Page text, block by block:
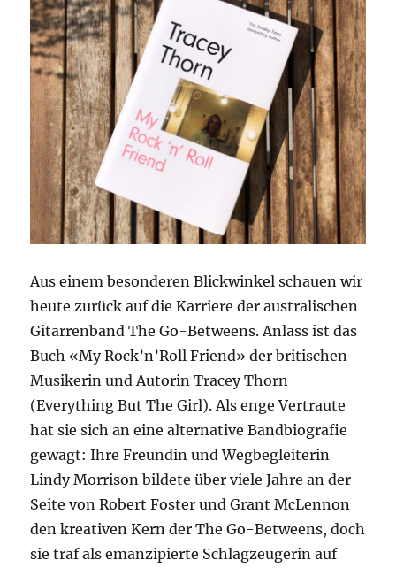
Aus einem besonderen Blickwinkel schauen wir
heute zurück auf die Karriere der australischen
Gitarrenband The Go-Betweens. Anlass ist das
Buch «My Rock’n’Roll Friend» der britischen
Musikerin und Autorin Tracey Thorn
(Everything But The Girl). Als enge Vertraute
hat sie sich an eine alternative Bandbiografie
gewagt: Ihre Freundin und Wegbegleiterin
Lindy Morrison bildete über viele Jahre an der
Seite von Robert Foster und Grant McLennon
den kreativen Kern der The Go-Betweens, doch
sie traf als emanzipierte Schlagzeugerin auf